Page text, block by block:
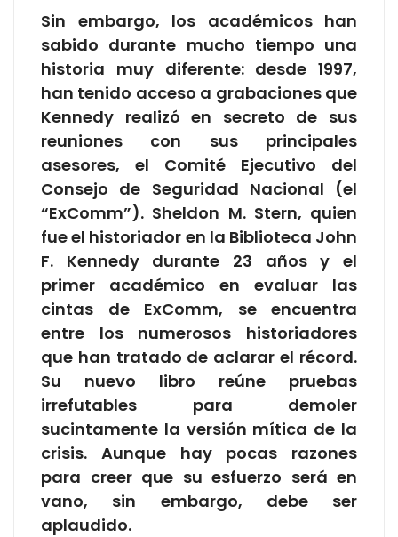
Sin embargo, los académicos han
sabido durante mucho tiempo una
historia muy diferente: desde 1997,
han tenido acceso a grabaciones que
Kennedy realizó en secreto de sus
reuniones con sus principales
asesores, el Comité Ejecutivo del
Consejo de Seguridad Nacional (el
“ExComm”). Sheldon M. Stern, quien
fue el historiador en la Biblioteca John
F. Kennedy durante 23 años y el
primer académico en evaluar las
cintas de ExComm, se encuentra
entre los numerosos historiadores
que han tratado de aclarar el récord.
Su nuevo libro reúne pruebas
irrefutables para demoler
sucintamente la versión mítica de la
crisis. Aunque hay pocas razones
para creer que su esfuerzo será en
vano, sin embargo, debe ser
aplaudido.